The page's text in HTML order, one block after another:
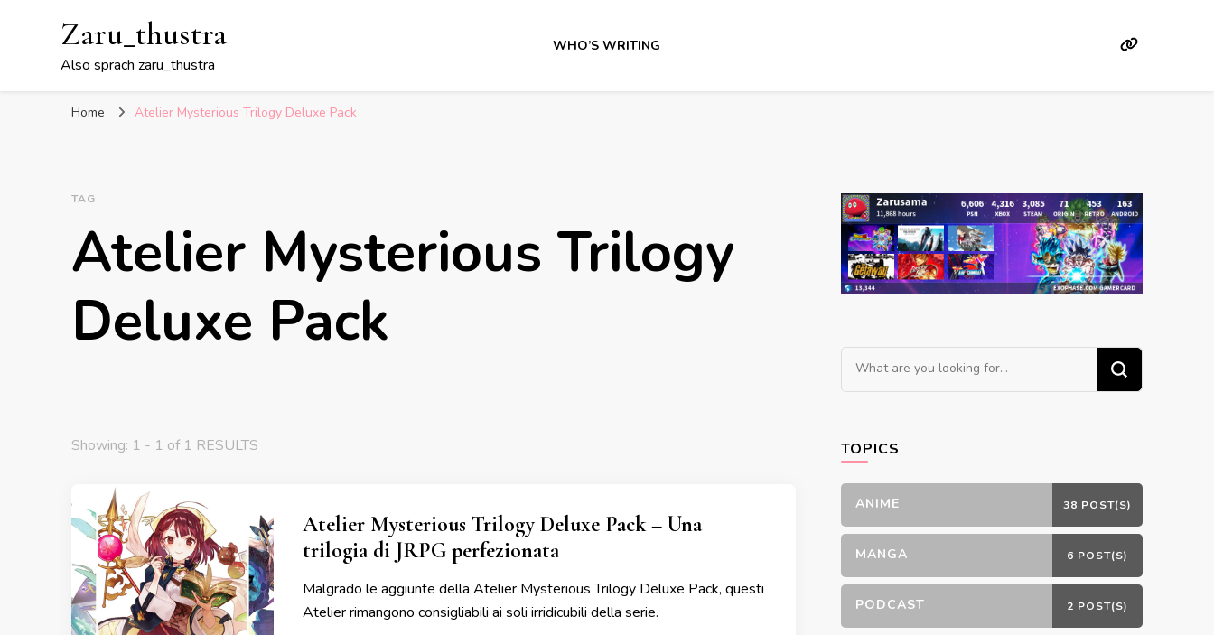
Zaru_thustra
Also sprach zaru_thustra
WHO’S WRITING
Home Atelier Mysterious Trilogy Deluxe Pack
TAG
Atelier Mysterious Trilogy
Deluxe Pack
Showing: 1 - 1 of 1 RESULTS
Atelier Mysterious Trilogy Deluxe Pack – Una
trilogia di JRPG perfezionata
Malgrado le aggiunte della Atelier Mysterious Trilogy Deluxe Pack, questi
Atelier rimangono consigliabili ai soli irridicubili della serie.
Looking
for
TOPICS
ANIME 38 POST(S)
MANGA 6 POST(S)
PODCAST 2 POST(S)